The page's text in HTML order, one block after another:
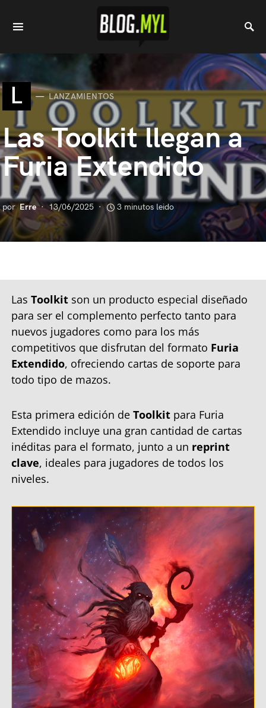
L LANZAMIENTOS
Las Toolkit llegan a
Furia Extendido
por Erre 13/06/2025 3 minutos leido
Las Toolkit son un producto especial diseñado
para ser el complemento perfecto tanto para
nuevos jugadores como para los más
competitivos que disfrutan del formato Furia
Extendido, ofreciendo cartas de soporte para
todo tipo de mazos.
Esta primera edición de Toolkit para Furia
Extendido incluye una gran cantidad de cartas
inéditas para el formato, junto a un reprint
clave, ideales para jugadores de todos los
niveles.